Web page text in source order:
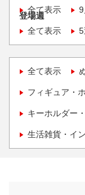
全て表示
9
登場週
全て表示
5
全て表示
フィギュア・
キーホルダー
生活雑貨・イ